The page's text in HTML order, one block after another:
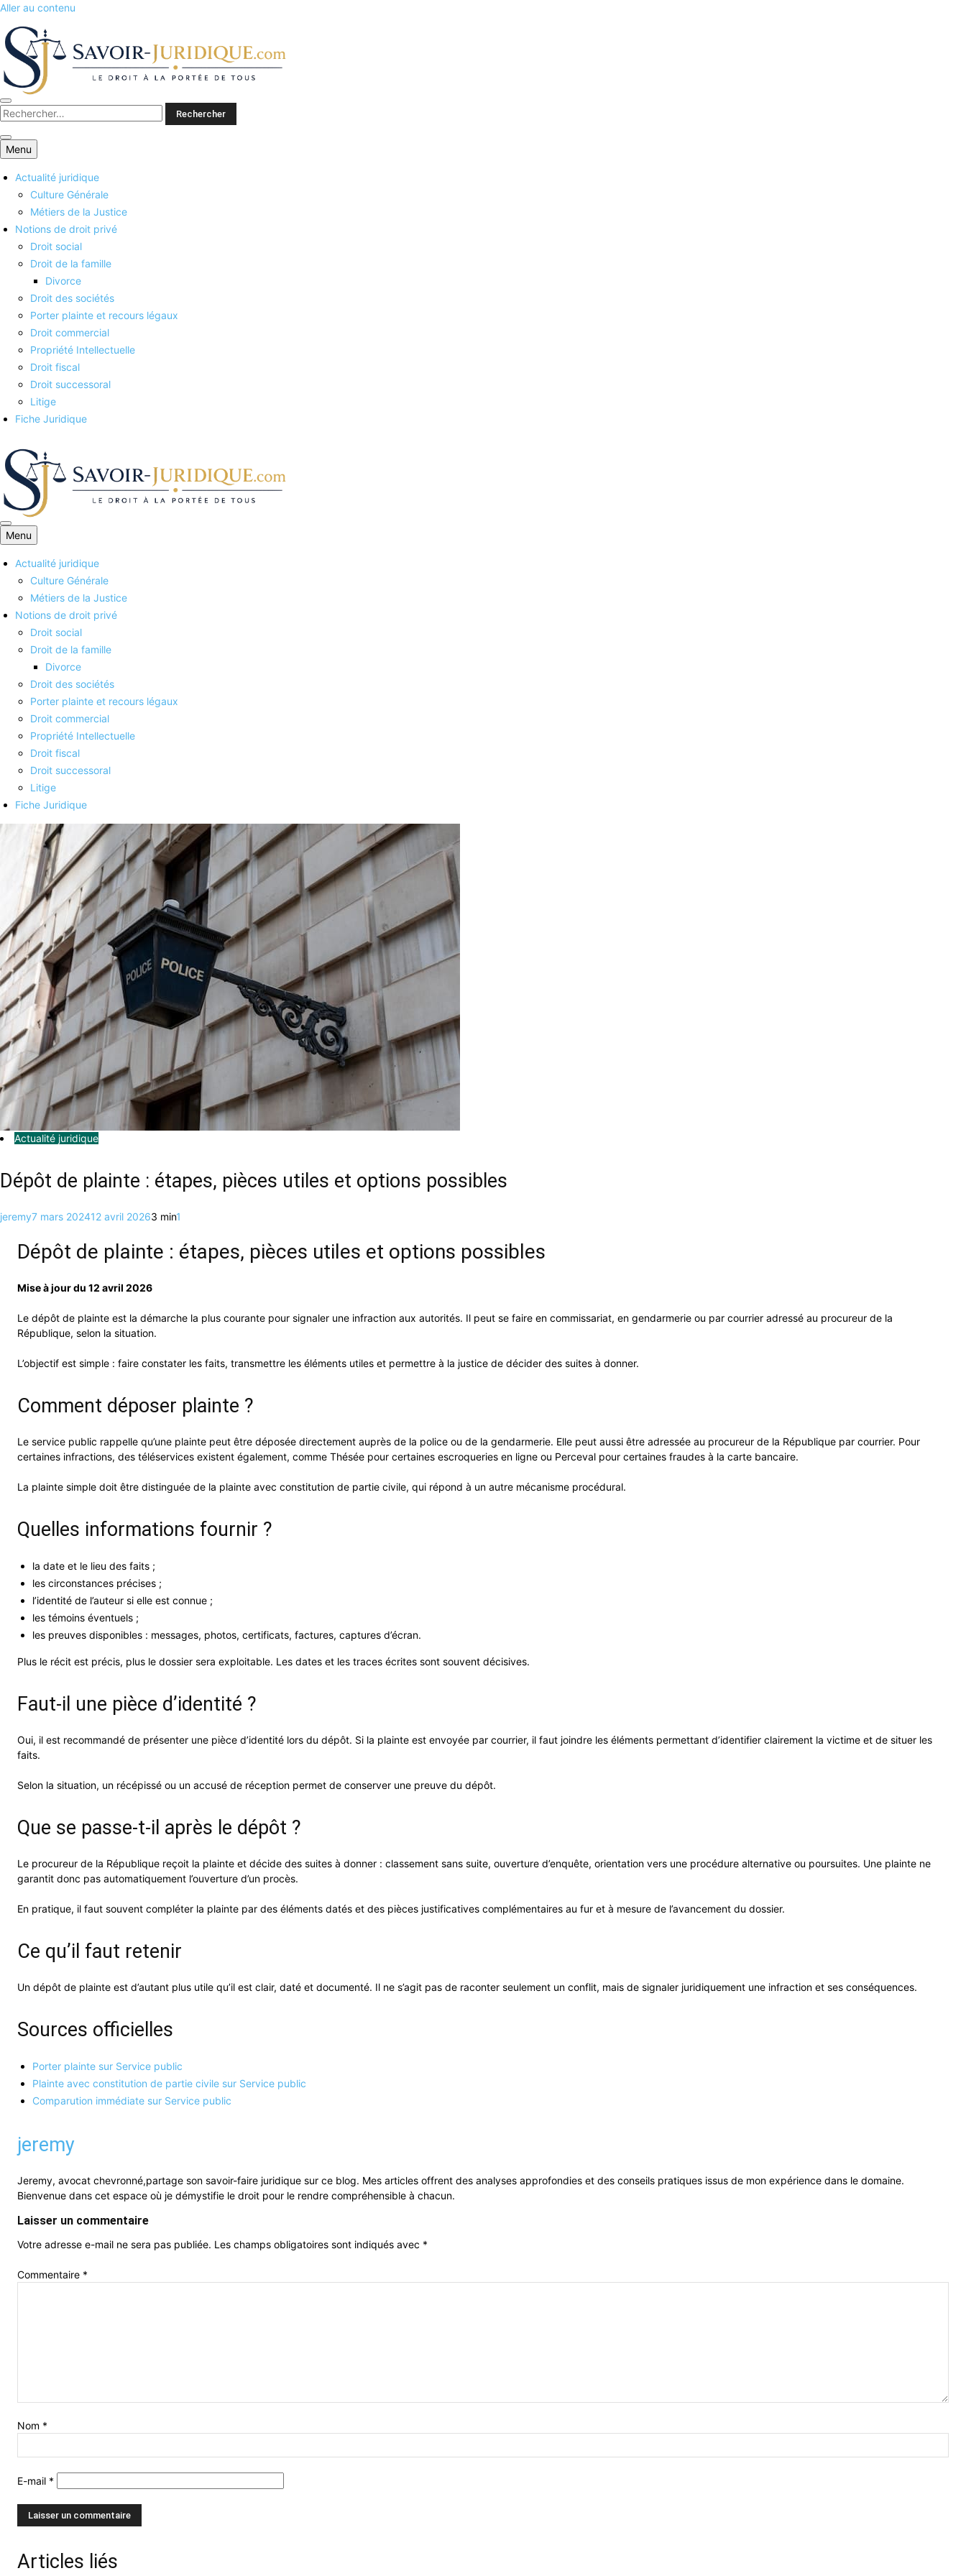
Aller au contenu
Savoirs juridiques
Menu
Actualité juridique
Culture Générale
Métiers de la Justice
Notions de droit privé
Droit social
Droit de la famille
Divorce
Droit des sociétés
Porter plainte et recours légaux
Droit commercial
Propriété Intellectuelle
Droit fiscal
Droit successoral
Litige
Fiche Juridique
Savoirs juridiques
Menu
Actualité juridique
Culture Générale
Métiers de la Justice
Notions de droit privé
Droit social
Droit de la famille
Divorce
Droit des sociétés
Porter plainte et recours légaux
Droit commercial
Propriété Intellectuelle
Droit fiscal
Droit successoral
Litige
Fiche Juridique
Actualité juridique
Dépôt de plainte : étapes, pièces utiles et options possibles
jeremy7 mars 202412 avril 20263 min1
Dépôt de plainte : étapes, pièces utiles et options possibles
Mise à jour du 12 avril 2026
Le dépôt de plainte est la démarche la plus courante pour signaler une infraction aux autorités. Il peut se faire en commissariat, en gendarmerie ou par courrier adressé au procureur de la
République, selon la situation.
L’objectif est simple : faire constater les faits, transmettre les éléments utiles et permettre à la justice de décider des suites à donner.
Comment déposer plainte ?
Le service public rappelle qu’une plainte peut être déposée directement auprès de la police ou de la gendarmerie. Elle peut aussi être adressée au procureur de la République par courrier. Pour
certaines infractions, des téléservices existent également, comme Thésée pour certaines escroqueries en ligne ou Perceval pour certaines fraudes à la carte bancaire.
La plainte simple doit être distinguée de la plainte avec constitution de partie civile, qui répond à un autre mécanisme procédural.
Quelles informations fournir ?
la date et le lieu des faits ;
les circonstances précises ;
l’identité de l’auteur si elle est connue ;
les témoins éventuels ;
les preuves disponibles : messages, photos, certificats, factures, captures d’écran.
Plus le récit est précis, plus le dossier sera exploitable. Les dates et les traces écrites sont souvent décisives.
Faut-il une pièce d’identité ?
Oui, il est recommandé de présenter une pièce d’identité lors du dépôt. Si la plainte est envoyée par courrier, il faut joindre les éléments permettant d’identifier clairement la victime et de situer les
faits.
Selon la situation, un récépissé ou un accusé de réception permet de conserver une preuve du dépôt.
Que se passe-t-il après le dépôt ?
Le procureur de la République reçoit la plainte et décide des suites à donner : classement sans suite, ouverture d’enquête, orientation vers une procédure alternative ou poursuites. Une plainte ne
garantit donc pas automatiquement l’ouverture d’un procès.
En pratique, il faut souvent compléter la plainte par des éléments datés et des pièces justificatives complémentaires au fur et à mesure de l’avancement du dossier.
Ce qu’il faut retenir
Un dépôt de plainte est d’autant plus utile qu’il est clair, daté et documenté. Il ne s’agit pas de raconter seulement un conflit, mais de signaler juridiquement une infraction et ses conséquences.
Sources officielles
Porter plainte sur Service public
Plainte avec constitution de partie civile sur Service public
Comparution immédiate sur Service public
jeremy
Jeremy, avocat chevronné,partage son savoir-faire juridique sur ce blog. Mes articles offrent des analyses approfondies et des conseils pratiques issus de mon expérience dans le domaine.
Bienvenue dans cet espace où je démystifie le droit pour le rendre compréhensible à chacun.
Laisser un commentaire
Votre adresse e-mail ne sera pas publiée. Les champs obligatoires sont indiqués avec *
Commentaire *
Nom *
E-mail *
Articles liés